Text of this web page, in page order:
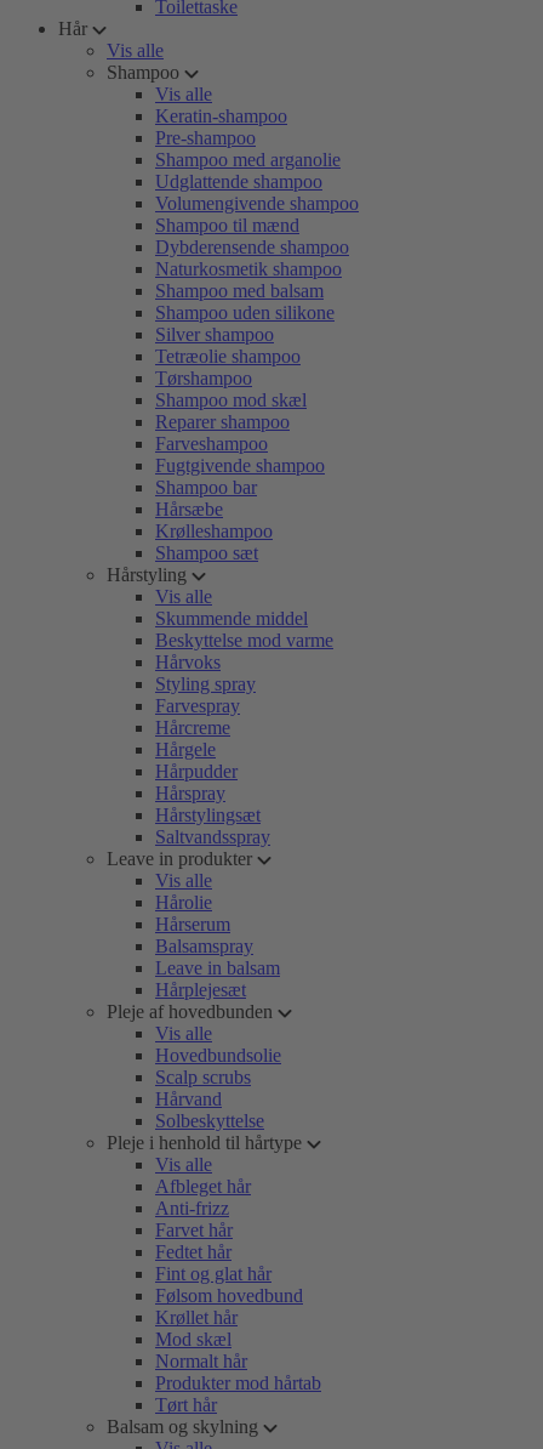
Toilettaske
Hår
Vis alle
Shampoo
Vis alle
Keratin-shampoo
Pre-shampoo
Shampoo med arganolie
Udglattende shampoo
Volumengivende shampoo
Shampoo til mænd
Dybderensende shampoo
Naturkosmetik shampoo
Shampoo med balsam
Shampoo uden silikone
Silver shampoo
Tetræolie shampoo
Tørshampoo
Shampoo mod skæl
Reparer shampoo
Farveshampoo
Fugtgivende shampoo
Shampoo bar
Hårsæbe
Krølleshampoo
Shampoo sæt
Hårstyling
Vis alle
Skummende middel
Beskyttelse mod varme
Hårvoks
Styling spray
Farvespray
Hårcreme
Hårgele
Hårpudder
Hårspray
Hårstylingsæt
Saltvandsspray
Leave in produkter
Vis alle
Hårolie
Hårserum
Balsamspray
Leave in balsam
Hårplejesæt
Pleje af hovedbunden
Vis alle
Hovedbundsolie
Scalp scrubs
Hårvand
Solbeskyttelse
Pleje i henhold til hårtype
Vis alle
Afbleget hår
Anti-frizz
Farvet hår
Fedtet hår
Fint og glat hår
Følsom hovedbund
Krøllet hår
Mod skæl
Normalt hår
Produkter mod hårtab
Tørt hår
Balsam og skylning